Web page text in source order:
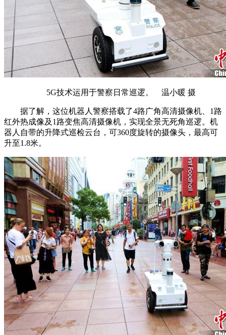
5G技术运用于警察日常巡逻。 温小暖 摄
据了解，这位机器人警察搭载了4路广角高清摄像机、1路
红外热成像及1路变焦高清摄像机，实现全景无死角巡逻。机
器人自带的升降式巡检云台，可360度旋转的摄像头，最高可
升至1.8米。